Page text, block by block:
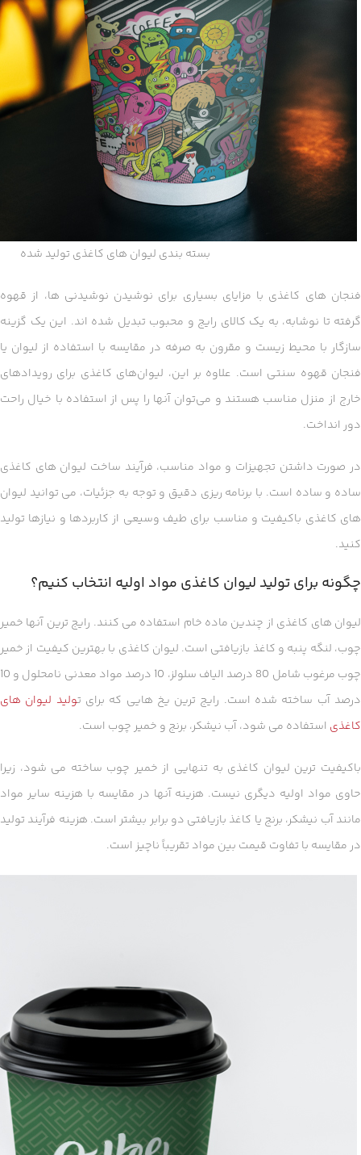
بسته بندی لیوان های کاغذی تولید شده
فنجان های کاغذی با مزایای بسیاری برای نوشیدن نوشیدنی ها، از قهوه
گرفته تا نوشابه، به یک کالای رایج و محبوب تبدیل شده اند. این یک گزینه
سازگار با محیط زیست و مقرون به صرفه در مقایسه با استفاده از لیوان یا
فنجان قهوه سنتی است. علاوه بر این، لیوان‌های کاغذی برای رویدادهای
خارج از منزل مناسب هستند و می‌توان آنها را پس از استفاده با خیال راحت
دور انداخت.
در صورت داشتن تجهیزات و مواد مناسب، فرآیند ساخت لیوان های کاغذی
ساده و ساده است. با برنامه ریزی دقیق و توجه به جزئیات، می توانید لیوان
های کاغذی باکیفیت و مناسب برای طیف وسیعی از کاربردها و نیازها تولید
کنید.
چگونه برای تولید لیوان کاغذی مواد اولیه انتخاب کنیم؟
لیوان های کاغذی از چندین ماده خام استفاده می کنند. رایج ترین آنها خمیر
چوب، لنگه پنبه و کاغذ بازیافتی است. لیوان کاغذی با بهترین کیفیت از خمیر
چوب مرغوب شامل 80 درصد الیاف سلولز، 10 درصد مواد معدنی نامحلول و 10
درصد آب ساخته شده است. رایج ترین یخ هایی که برای تولید لیوان های
کاغذی استفاده می شود، آب نیشکر، برنج و خمیر چوب است.
باکیفیت ترین لیوان کاغذی به تنهایی از خمیر چوب ساخته می شود، زیرا
حاوی مواد اولیه دیگری نیست. هزینه آنها در مقایسه با هزینه سایر مواد
مانند آب نیشکر، برنج یا کاغذ بازیافتی دو برابر بیشتر است. هزینه فرآیند تولید
در مقایسه با تفاوت قیمت بین مواد تقریباً ناچیز است.